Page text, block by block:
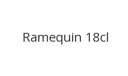
Ramequin 18cl